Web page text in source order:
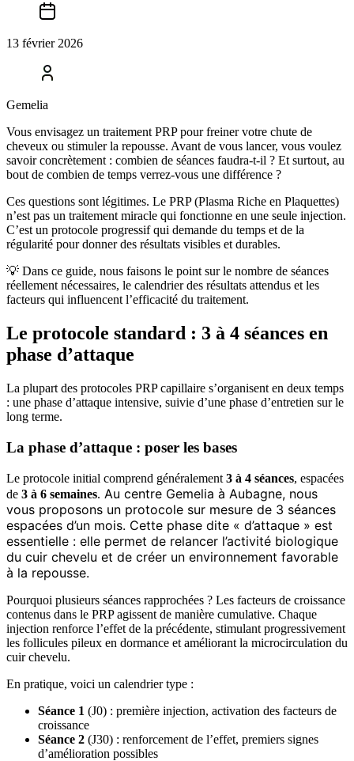
13 février 2026
Gemelia
Vous envisagez un traitement PRP pour freiner votre chute de
cheveux ou stimuler la repousse. Avant de vous lancer, vous voulez
savoir concrètement : combien de séances faudra-t-il ? Et surtout, au
bout de combien de temps verrez-vous une différence ?
Ces questions sont légitimes. Le PRP (Plasma Riche en Plaquettes)
n’est pas un traitement miracle qui fonctionne en une seule injection.
C’est un protocole progressif qui demande du temps et de la
régularité pour donner des résultats visibles et durables.
💡 Dans ce guide, nous faisons le point sur le nombre de séances
réellement nécessaires, le calendrier des résultats attendus et les
facteurs qui influencent l’efficacité du traitement.
Le protocole standard : 3 à 4 séances en
phase d’attaque
La plupart des protocoles PRP capillaire s’organisent en deux temps
: une phase d’attaque intensive, suivie d’une phase d’entretien sur le
long terme.
La phase d’attaque : poser les bases
Le protocole initial comprend généralement 3 à 4 séances, espacées
de 3 à 6 semaines. Au centre Gemelia à Aubagne, nous
vous proposons un protocole sur mesure de 3 séances
espacées d’un mois. Cette phase dite « d’attaque » est
essentielle : elle permet de relancer l’activité biologique
du cuir chevelu et de créer un environnement favorable
à la repousse.
Pourquoi plusieurs séances rapprochées ? Les facteurs de croissance
contenus dans le PRP agissent de manière cumulative. Chaque
injection renforce l’effet de la précédente, stimulant progressivement
les follicules pileux en dormance et améliorant la microcirculation du
cuir chevelu.
En pratique, voici un calendrier type :
Séance 1 (J0) : première injection, activation des facteurs de
croissance
Séance 2 (J30) : renforcement de l’effet, premiers signes
d’amélioration possibles